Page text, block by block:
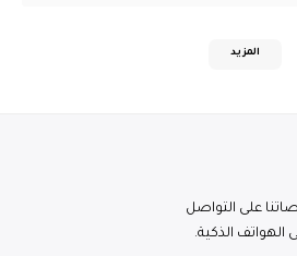
المزيد
على التواصل
الهواتف الذكية.